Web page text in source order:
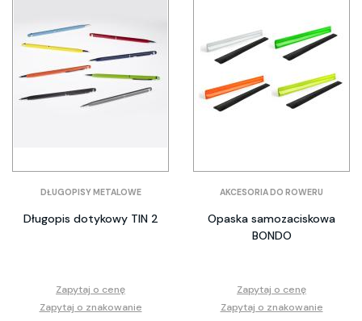
DŁUGOPISY METALOWE
Długopis dotykowy TIN 2
Zapytaj o cenę
Zapytaj o znakowanie
AKCESORIA DO ROWERU
Opaska samozaciskowa
BONDO
Zapytaj o cenę
Zapytaj o znakowanie